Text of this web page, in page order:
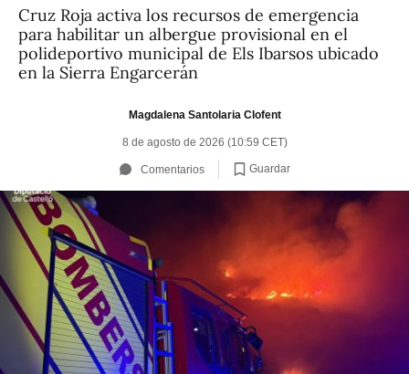
Cruz Roja activa los recursos de emergencia
para habilitar un albergue provisional en el
polideportivo municipal de Els Ibarsos ubicado
en la Sierra Engarcerán
Magdalena Santolaria Clofent
8 de agosto de 2026 (10:59 CET)
Comentarios Guardar